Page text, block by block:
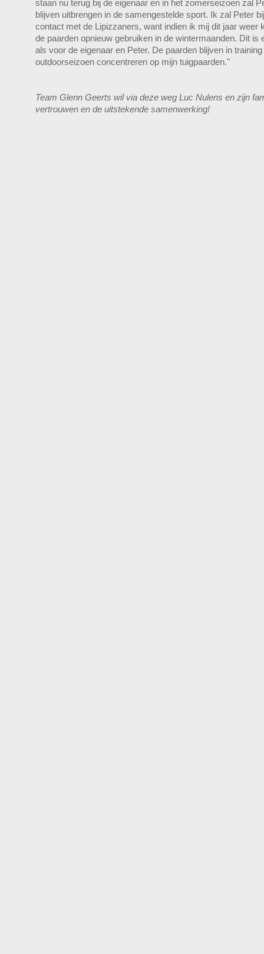
staan nu terug bij de eigenaar en in het zomerseizoen zal
blijven uitbrengen in de samengestelde sport. Ik zal Peter
contact met de Lipizzaners, want indien ik mij dit jaar weer
de paarden opnieuw gebruiken in de wintermaanden. Dit
als voor de eigenaar en Peter. De paarden blijven in
outdoorseizoen concentreren op mijn tuigpaarden."
Team Glenn Geerts wil via deze weg Luc Nulens en zijn
vertrouwen en de uitstekende samenwerking!